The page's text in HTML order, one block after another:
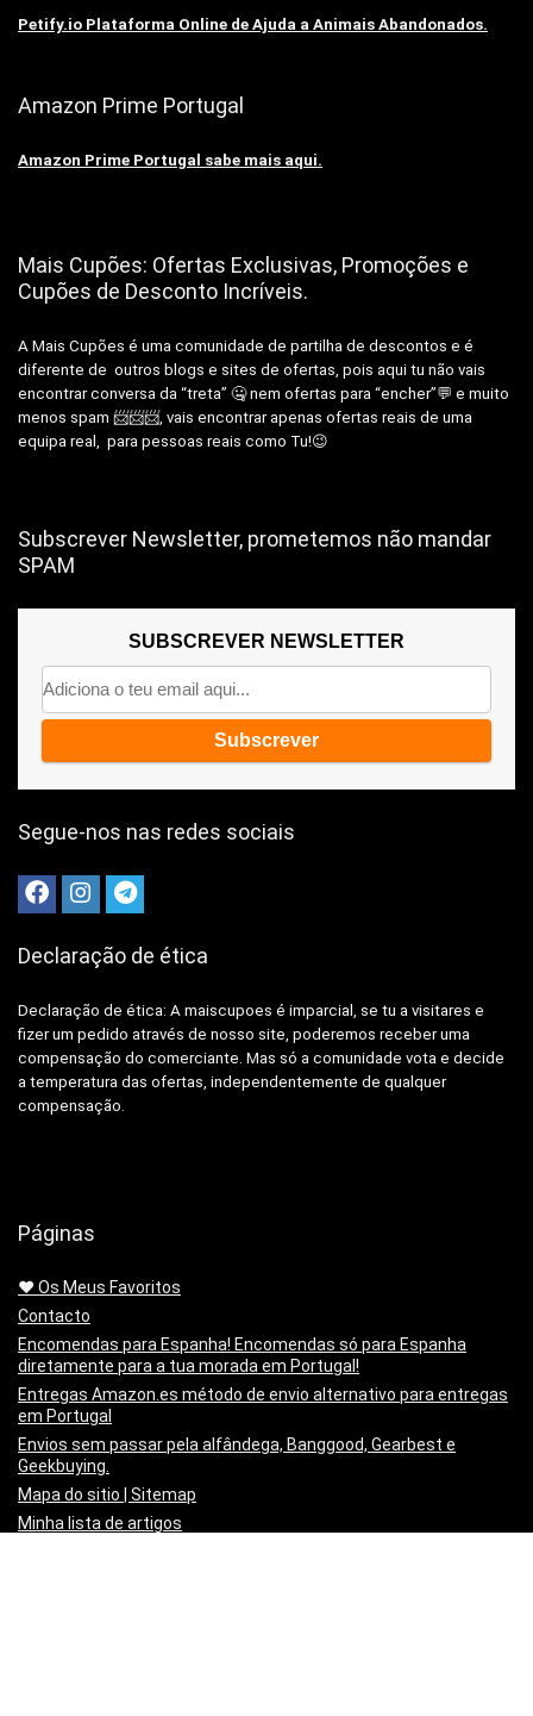
Petify.io Plataforma Online de Ajuda a Animais Abandonados.
Amazon Prime Portugal
Amazon Prime Portugal sabe mais aqui.
Mais Cupões: Ofertas Exclusivas, Promoções e
Cupões de Desconto Incríveis.
A Mais Cupões é uma comunidade de partilha de descontos e é
diferente de outros blogs e sites de ofertas, pois aqui tu não vais
encontrar conversa da “treta” 🤐 nem ofertas para “encher”💬 e muito
menos spam 📨📨📨, vais encontrar apenas ofertas reais de uma
equipa real, para pessoas reais como Tu!😉
Subscrever Newsletter, prometemos não mandar
SPAM
SUBSCREVER NEWSLETTER
Segue-nos nas redes sociais
Declaração de ética
Declaração de ética: A maiscupoes é imparcial, se tu a visitares e
fizer um pedido através de nosso site, poderemos receber uma
compensação do comerciante. Mas só a comunidade vota e decide
a temperatura das ofertas, independentemente de qualquer
compensação.
Páginas
❤️ Os Meus Favoritos
Contacto
Encomendas para Espanha! Encomendas só para Espanha
diretamente para a tua morada em Portugal!
Entregas Amazon.es método de envio alternativo para entregas
em Portugal
Envios sem passar pela alfândega, Banggood, Gearbest e
Geekbuying.
Mapa do sitio | Sitemap
Minha lista de artigos